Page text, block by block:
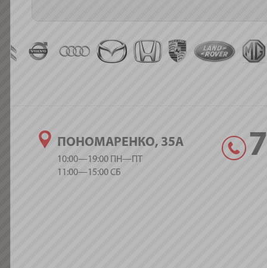
ПОНОМАРЕНКО, 35А
10:00—19:00 ПН—ПТ
11:00—15:00 СБ